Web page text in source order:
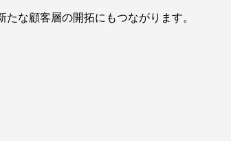
な顧客層の開拓にもつながります。